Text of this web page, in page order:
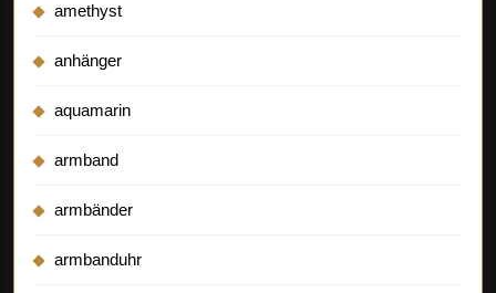
amethyst
anhänger
aquamarin
armband
armbänder
armbanduhr